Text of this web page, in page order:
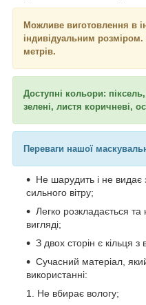
Можливе виготовлення в
індивідуальним
метрів.
Доступні кольори:
зелені, листя коричневі,
Переваги нашої
Не шарудить і не видає
сильного вітру;
Легко розкладається
вигляді;
З двох сторін є кільця
Сучасний матеріал,
використанні:
Не вбирає вологу;